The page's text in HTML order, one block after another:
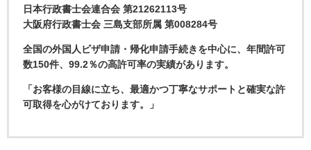
日本行政書士会連合会 第21262113号
大阪府行政書士会 三島支部所属 第008284号
全国の外国人ビザ申請・帰化申請手続きを中心に、年間許可
数150件、99.2％の高許可率の実績があります。
「お客様の目線に立ち、最適かつ丁寧なサポートと確実な許
可取得を心がけております。」